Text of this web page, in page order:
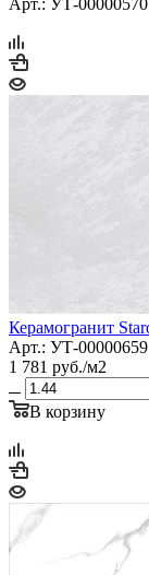
Керамогранит
Арт.: УТ-00000659
1 781 руб./м2
В корзину